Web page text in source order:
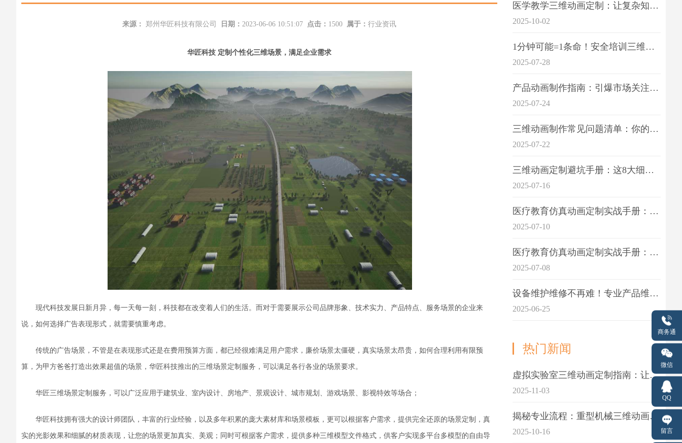
来源： 郑州华匠科技有限公司 日期： 2023-06-06 10:51:07 点击： 1500 属于： 行业资讯
华匠科技 定制 个性化三维场景， 满足企业需求
现代科技发展日新月异， 每一天每一刻，科技都在改变着人们的生活。而对于需要展示公司品牌形象、技术实力、产品特点、服务场景的企业来
说，如何选择广告表现形式，就需要慎重考虑。
传统的广告场景，不管是在表现形式还是在费用预算方面，都已经很难满足用户需求，廉价场景太僵硬，真实场景太昂贵，如何合理利用有限预
算，为甲方爸爸打造出效果超值的场景，华匠科技推出的三维场景定制服务，可以满足各行各业的场景要求。
华匠三维场景定制服务，可以广泛应用于建筑业、室内设计、房地产、景观设计、城市规划、游戏场景、影视特效等场合；
华匠科技拥有强大的设计师团队，丰富的行业经验，以及多年积累的庞大素材库和场景模板，更可以根据客户需求，提供完全还原的场景定制， 真
实的光影效果和细腻的材质表现，让您的场景更加真实、美观 ；同时可根据客户需求，提供多种三维模型文件格式， 供客户实现多平台多模型的自由导
医学教学三维动画定制：让复杂知识一目了
2025-10-02
1分钟可能=1条命！安全培训三维动画制作成本效益深度拆解
2025-07-28
产品动画制作指南：引爆市场关注的视觉引擎
2025-07-24
三维动画制作常见问题清单：你的项目是否踩中这6大技术雷区？
2025-07-22
三维动画定制避坑手册：这8大细节重点关注
2025-07-16
医疗教育仿真动画定制实战手册：击破传统医学教育7大痛点
2025-07-10
医疗教育仿真动画定制实战手册：解决传统教学的7大痛点
2025-07-08
设备维护维修不再难！专业产品维护三维动画演示定制指南
2025-06-25
热门新闻
虚拟实验室三维动画定制指南：让科学教学更生动
2025-11-03
揭秘专业流程：重型机械三维动画制作的5大关键步骤
2025-10-16
商务通
微信
QQ
留言